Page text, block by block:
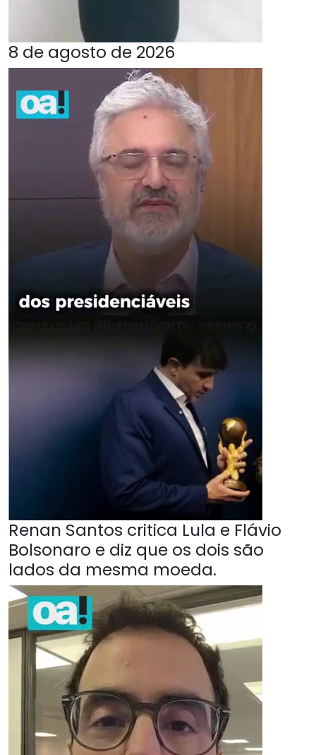
8 de agosto de 2026
Renan Santos critica Lula e Flávio
Bolsonaro e diz que os dois são
lados da mesma moeda.